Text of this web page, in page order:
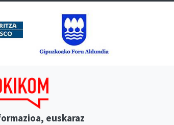
euskaraz